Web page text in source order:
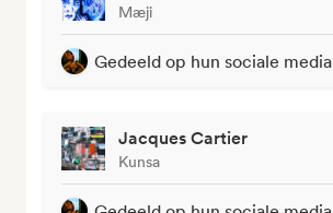
Mæji
Gedeeld op hun sociale media
Jacques Cartier
Kunsa